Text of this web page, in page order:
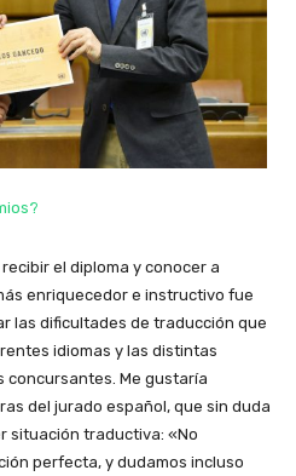
el diploma y conocer a
enriquecedor e instructivo fue
las dificultades de traducción que
idiomas y las distintas
concursantes. Me gustaría
del jurado español, que sin duda
situación traductiva: «No
perfecta, y dudamos incluso